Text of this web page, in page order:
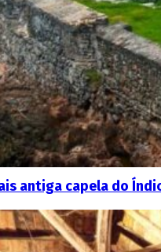
antiga capela do